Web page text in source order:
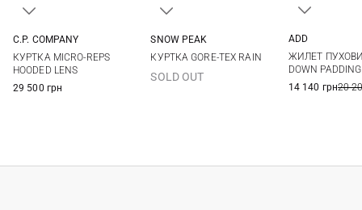
C.P. COMPANY
КУРТКА MICRO-REPS
HOODED LENS
29 500 грн
SNOW PEAK
КУРТКА GORE-TEX RAIN
SOLD OUT
ADD
ЖИЛЕТ
DOWN PADDING
14 140 грн20